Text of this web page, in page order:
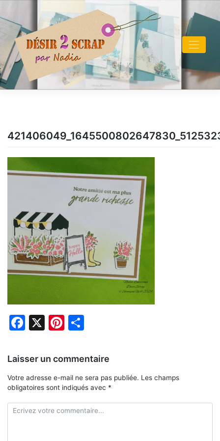
content
Facebook
X Pinterest
Laisser un commentaire
Votre adresse e-mail ne sera pas publiée. Les champs
obligatoires sont indiqués avec *